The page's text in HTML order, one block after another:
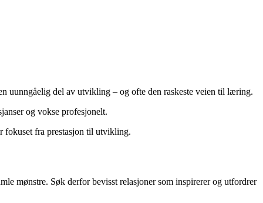
uunngåelig del av utvikling – og ofte den raskeste veien til læring.
og vokse profesjonelt.
fokuset fra prestasjon til utvikling.
mønstre. Søk derfor bevisst relasjoner som inspirerer og utfordrer